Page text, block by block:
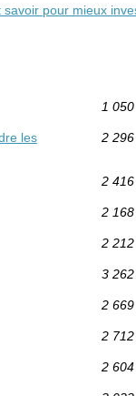
savoir pour mieux
1
les
2
2
2
2
3
2
2
2